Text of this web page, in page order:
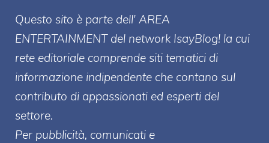
Questo sito è parte dell' AREA
ENTERTAINMENT del network IsayBlog! la cui
rete editoriale comprende siti tematici di
informazione indipendente che contano sul
contributo di appassionati ed esperti del
settore.
Per pubblicità, comunicati e